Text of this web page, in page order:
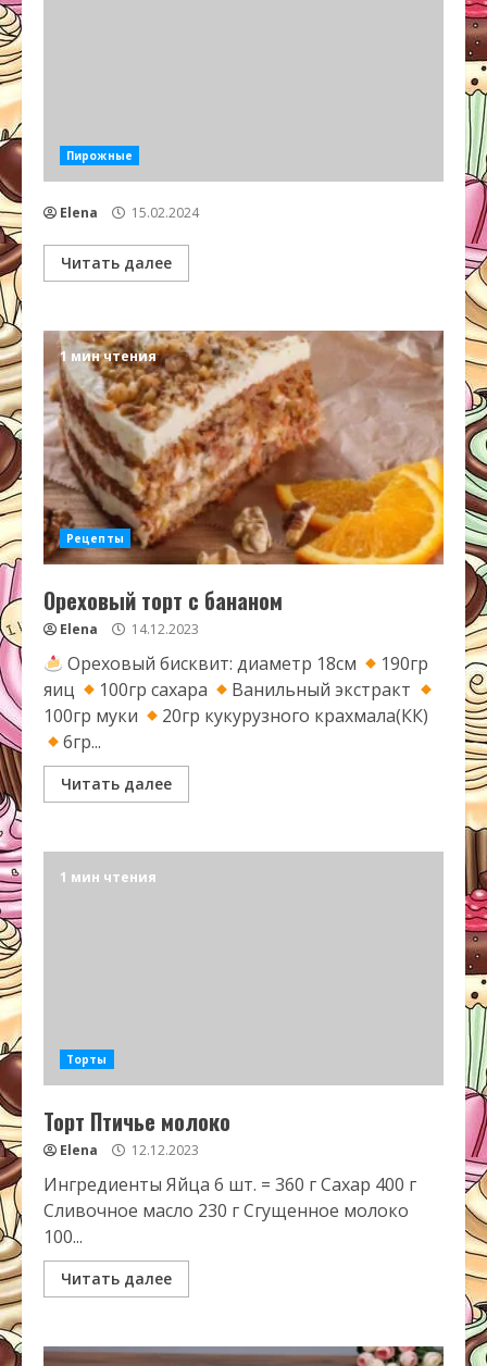
Пирожные
Elena 15.02.2024
Читать далее
1 мин чтения
Рецепты
Ореховый торт с бананом
Elena 14.12.2023
Ореховый бисквит: диаметр 18см
190гр
яиц
100гр сахара
Ванильный экстракт
100гр муки
20гр кукурузного крахмала(КК)
6гр...
Читать далее
1 мин чтения
Торты
Торт Птичье молоко
Elena 12.12.2023
Ингредиенты Яйца 6 шт. = 360 г Сахар 400 г
Сливочное масло 230 г Сгущенное молоко
100...
Читать далее